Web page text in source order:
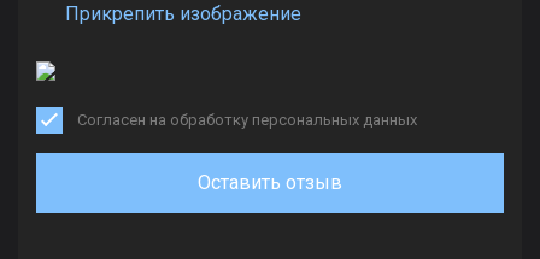
Прикрепить изображение
Согласен на обработку персональных данных
Оставить отзыв